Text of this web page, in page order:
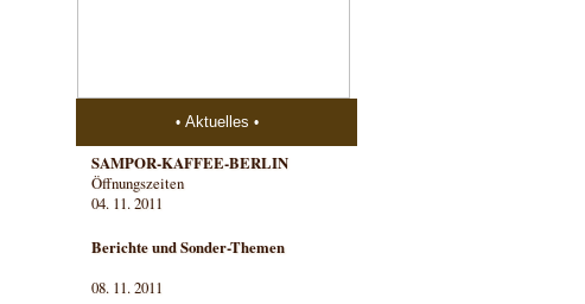
Aktuelles
SAMPOR-KAFFEE-BERLIN
Öffnungszeiten
04. 11. 2011
Berichte und Sonder-Themen
08. 11. 2011